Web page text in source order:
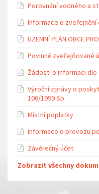
Porovnání vodného a
Informace o zveřejnění
UZEMNÍ PLÁN OBCE
Povinně zveřejňované
Žádosti o informaci dle
Výroční zprávy o
106/1999 Sb.
Místní poplatky
Informace o provozu
Závěrečný účet
Zobrazit všechny